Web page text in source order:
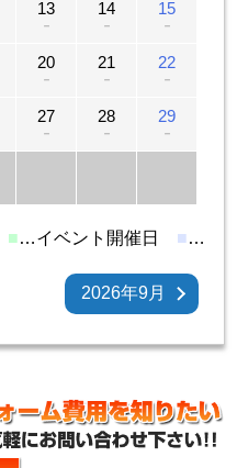
13
－
14
－
15
－
20
－
21
－
22
－
27
－
28
－
29
－
■…イベント開催日 ■…
2026年9月